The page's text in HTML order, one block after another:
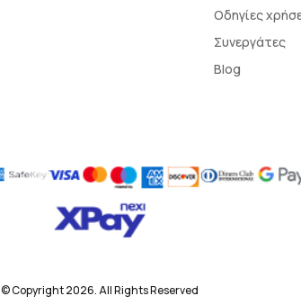
Οδηγίες
Συνεργάτες
Blog
© Copyright 2026. All Rights Reserved